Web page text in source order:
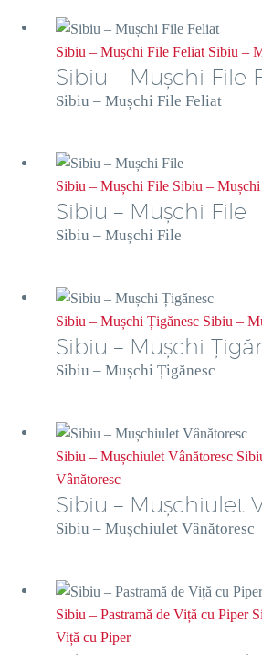
Sibiu – Mușchi File Feliat Sibiu –
Sibiu – Mușchi File
Sibiu – Mușchi File Feliat
Sibiu – Mușchi File Sibiu –
Sibiu – Mușchi File
Sibiu – Mușchi File
Sibiu – Mușchi Țigănesc Sibiu –
Sibiu – Mușchi
Sibiu – Mușchi Țigănesc
Sibiu – Mușchiulet Vânătoresc
Vânătoresc
Sibiu – Mușchiulet
Sibiu – Mușchiulet Vânătoresc
Sibiu – Pastramă de Viță cu Piper
Viță cu Piper